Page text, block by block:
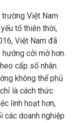
Việt Nam
tố thiên thời,
Việt Nam đã
cởi mở hơn.
cấp số nhân.
không thể phủ
là cách thức
linh hoạt hơn,
các doanh nghiệp